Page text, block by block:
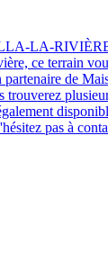
LA-
ce terrain
de
pas à